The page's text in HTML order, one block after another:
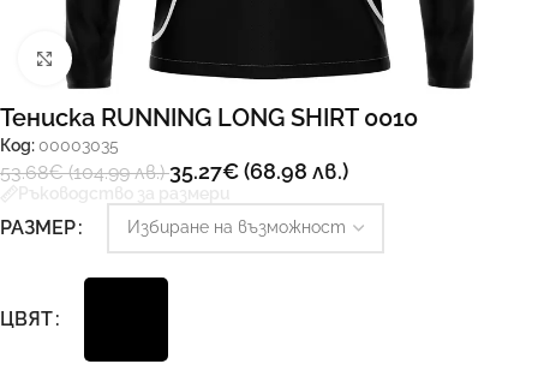
Увеличи
Тениска RUNNING LONG SHIRT 0010
Код: 00003035
53.68€(104.99 лв.)35.27€(68.98 лв.)
РАЗМЕР
ЦВЯТ